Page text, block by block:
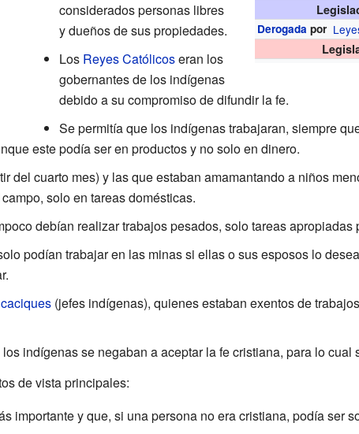
Derogada por
considerados personas libres
y dueños de sus propiedades.
Los Reyes Católicoseran los
gobernantes de los indígenas
debido a su compromiso de difundir la fe.
Se permitía que los indígenas trabajaran, siempre
este podía ser en productos y no solo en dinero.
del cuarto mes) y las que estaban amamantando a niños
solo en tareas domésticas.
debían realizar trabajos pesados, solo tareas apropiadas
podían trabajar en las minas si ellas o sus esposos lo
caciques(jefes indígenas), quienes estaban exentos de
indígenas se negaban a aceptar la fe cristiana, para lo cual
de vista principales:
importante y que, si una persona no era cristiana, podía ser